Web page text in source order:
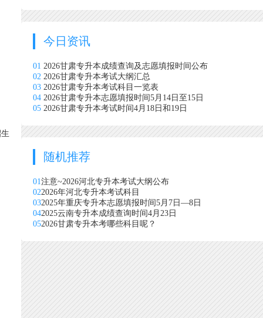
今日资讯
01 2026甘肃专升本成绩查询及志愿填报时间公布
02 2026甘肃专升本考试大纲汇总
03 2026甘肃专升本考试科目一览表
04 2026甘肃专升本志愿填报时间5月14日至15日
05 2026甘肃专升本考试时间4月18日和19日
随机推荐
01注意~2026河北专升本考试大纲公布
022026年河北专升本考试科目
032025年重庆专升本志愿填报时间5月7日—8日
042025云南专升本成绩查询时间4月23日
052026甘肃专升本考哪些科目呢？